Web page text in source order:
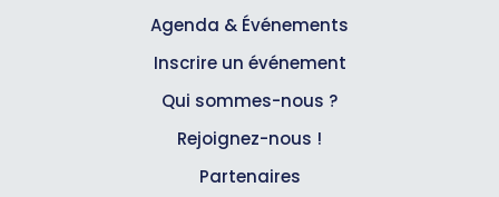
Agenda & Événements
Inscrire un événement
Qui sommes-nous ?
Rejoignez-nous !
Partenaires